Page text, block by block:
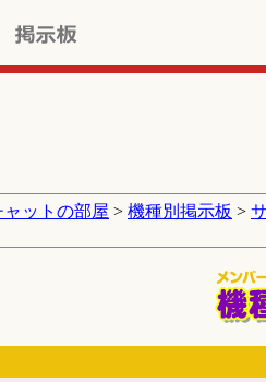
ットの部屋 > 機種別掲示板 >